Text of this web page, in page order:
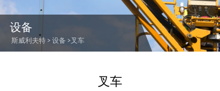
设备
斯威利夫特 > 设备 > 叉车
叉车